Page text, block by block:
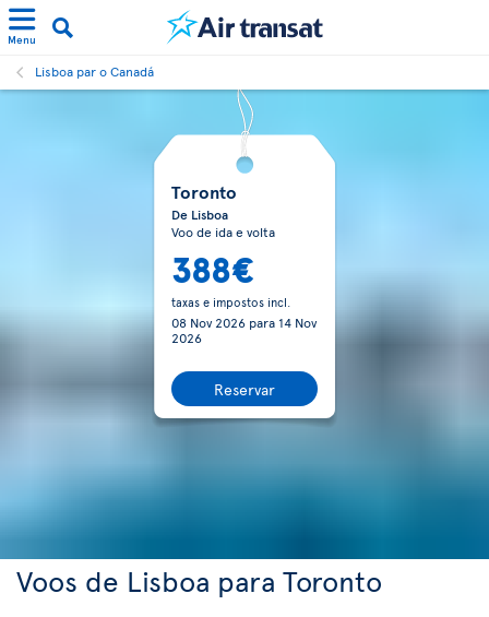
Menu
Lisboa par o Canadá
Toronto
De Lisboa
Voo de ida e volta
388€
taxas e impostos incl.
08 Nov 2026 para 14 Nov
2026
Reservar
Voos de Lisboa para Toronto